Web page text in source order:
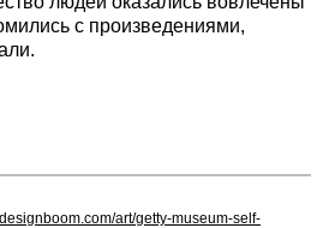
с произведениями,
art/getty-museum-self-